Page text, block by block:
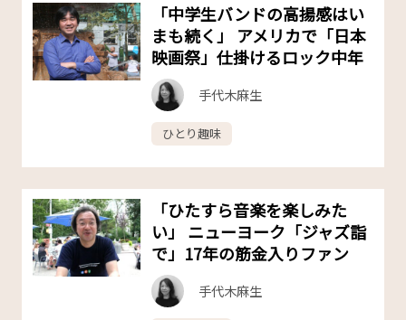
「中学生バンドの高揚感はい
まも続く」 アメリカで「日本
映画祭」仕掛けるロック中年
手代木麻生
ひとり趣味
「ひたすら音楽を楽しみた
い」 ニューヨーク「ジャズ詣
で」17年の筋金入りファン
手代木麻生